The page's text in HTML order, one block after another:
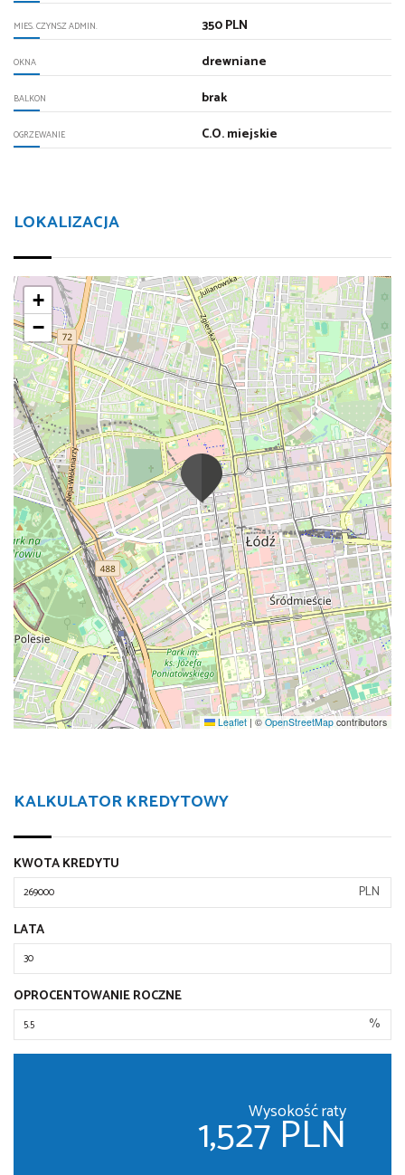
MIES. CZYNSZ ADMIN. 350 PLN
OKNA drewniane
BALKON brak
OGRZEWANIE C.O. miejskie
LOKALIZACJA
+
−
Leaflet | ©OpenStreetMap contributors
KALKULATOR KREDYTOWY
KWOTA KREDYTU
PLN
LATA
OPROCENTOWANIE ROCZNE
%
Wysokość raty
1,527 PLN